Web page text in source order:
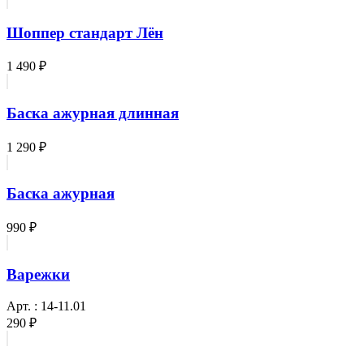
Шоппер стандарт Лён
1 490 ₽
Баска ажурная длинная
1 290 ₽
Баска ажурная
990 ₽
Варежки
Арт. : 14-11.01
290 ₽